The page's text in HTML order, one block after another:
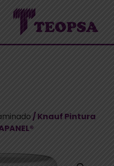
/ Knauf Pintura